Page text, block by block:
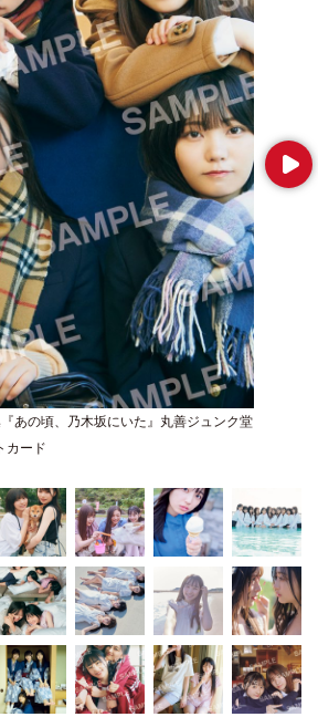
あの頃、乃木坂にいた』丸善ジュンク堂
カード
Next